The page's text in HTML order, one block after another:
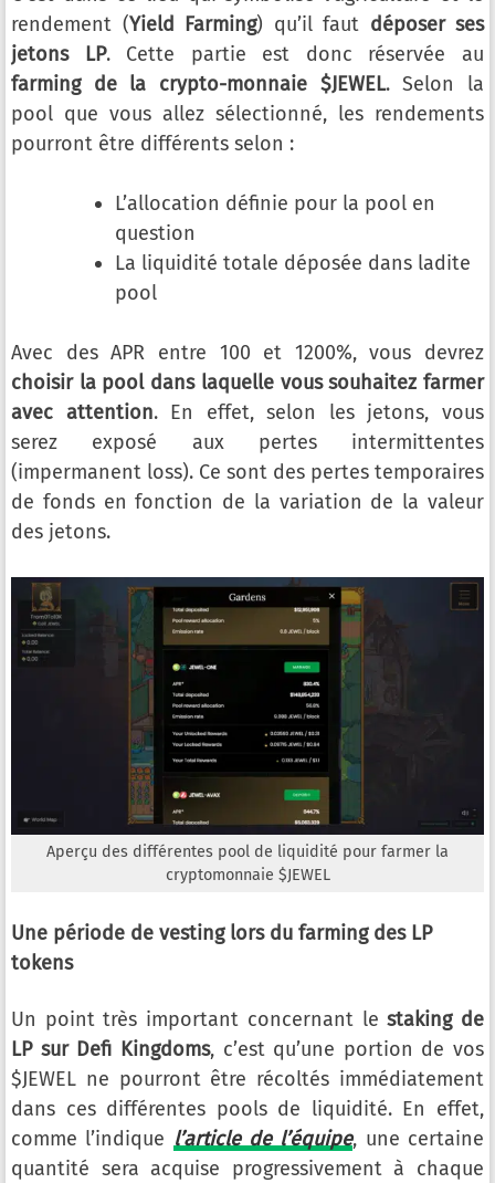
rendement (Yield Farming) qu’il faut déposer ses
jetons LP. Cette partie est donc réservée au
farming de la crypto-monnaie $JEWEL. Selon la
pool que vous allez sélectionné, les rendements
pourront être différents selon :
L’allocation définie pour la pool en
question
La liquidité totale déposée dans ladite
pool
Avec des APR entre 100 et 1200%, vous devrez
choisir la pool dans laquelle vous souhaitez farmer
avec attention. En effet, selon les jetons, vous
serez exposé aux pertes intermittentes
(impermanent loss). Ce sont des pertes temporaires
de fonds en fonction de la variation de la valeur
des jetons.
Aperçu des différentes pool de liquidité pour farmer la
cryptomonnaie $JEWEL
Une période de vesting lors du farming des LP
tokens
Un point très important concernant lestaking de
LP sur Defi Kingdoms, c’est qu’une portion de vos
$JEWEL ne pourront être récoltés immédiatement
dans ces différentes pools de liquidité. En effet,
comme l’indique l’article de l’équipe, une certaine
quantité sera acquise progressivement à chaque